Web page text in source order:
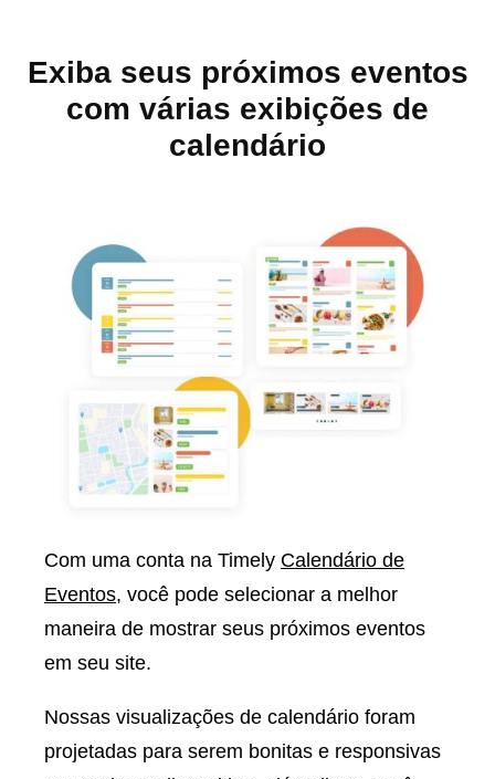
Exiba seus próximos eventos
com várias exibições de
calendário
Com uma conta na Timely Calendário de
Eventos, você pode selecionar a melhor
maneira de mostrar seus próximos eventos
em seu site.
Nossas visualizações de calendário foram
projetadas para serem bonitas e responsivas